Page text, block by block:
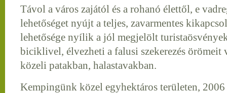
Távol a város zajától és a rohanó élettől, e
lehetőséget nyújt a teljes, zavarmentes
lehetősége nyílik a jól megjelölt
biciklivel, élvezheti a falusi szekerezés örömeit
közeli patakban, halastavakban.
Kempingünk közel egyhektáros területen,